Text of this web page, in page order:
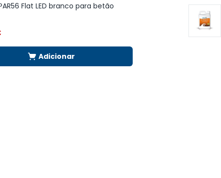
Flat LED branco para betão
Adicionar
Bomba Bravia 0,5